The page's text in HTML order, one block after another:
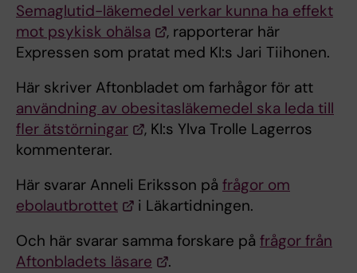
Semaglutid-läkemedel verkar kunna ha effekt
mot psykisk ohälsa
, rapporterar här
Expressen som pratat med KI:s Jari Tiihonen.
Här skriver Aftonbladet om farhågor för att
användning av obesitasläkemedel ska leda till
fler ätstörningar
, KI:s Ylva Trolle Lagerros
kommenterar.
Här svarar Anneli Eriksson på frågor om
ebolautbrottet
i Läkartidningen.
Och här svarar samma forskare på frågor från
Aftonbladets läsare
.